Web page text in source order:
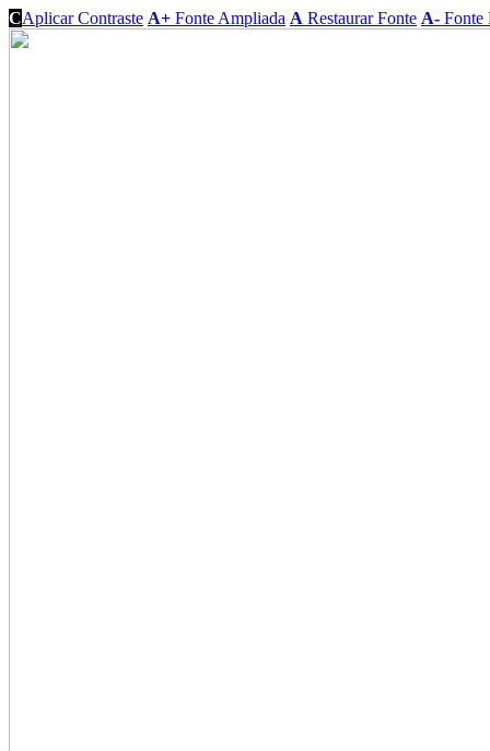
CAplicar Contraste A+ Fonte Ampliada A Restaurar Fonte A- Fonte